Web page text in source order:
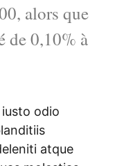
alors que
de 0,10% à
odio
atque